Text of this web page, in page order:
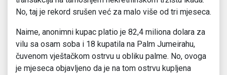
No, taj je rekord srušen već za malo više od tri mjeseca.
Naime, anonimni kupac platio je 82,4 miliona dolara za
vilu sa osam soba i 18 kupatila na Palm Jumeirahu,
čuvenom vještačkom ostrvu u obliku palme. No, ovoga
je mjeseca objavljeno da je na tom ostrvu kupljena